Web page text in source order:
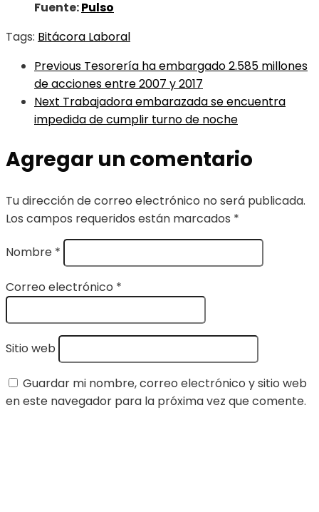
Fuente:Pulso
Tags: Bitácora Laboral
Previous Tesorería ha embargado 2.585 millones
de acciones entre 2007 y 2017
Next Trabajadora embarazada se encuentra
impedida de cumplir turno de noche
Agregar un comentario
Tu dirección de correo electrónico no será publicada.
Los campos requeridos están marcados *
Nombre *
Correo electrónico *
Sitio web
Guardar mi nombre, correo electrónico y sitio web
en este navegador para la próxima vez que comente.